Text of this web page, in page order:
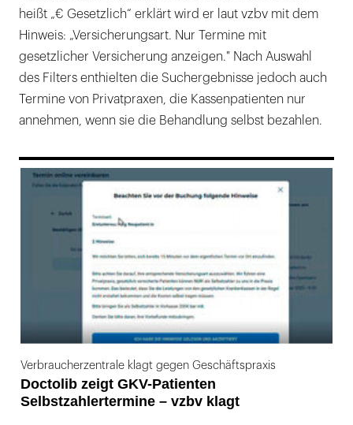
heißt „€ Gesetzlich“ erklärt wird er laut vzbv mit dem
Hinweis: „Versicherungsart. Nur Termine mit
gesetzlicher Versicherung anzeigen." Nach Auswahl
des Filters enthielten die Suchergebnisse jedoch auch
Termine von Privatpraxen, die Kassenpatienten nur
annehmen, wenn sie die Behandlung selbst bezahlen.
169
Verbraucherzentrale klagt gegen Geschäftspraxis
Doctolib zeigt GKV-Patienten
Selbstzahlertermine – vzbv klagt